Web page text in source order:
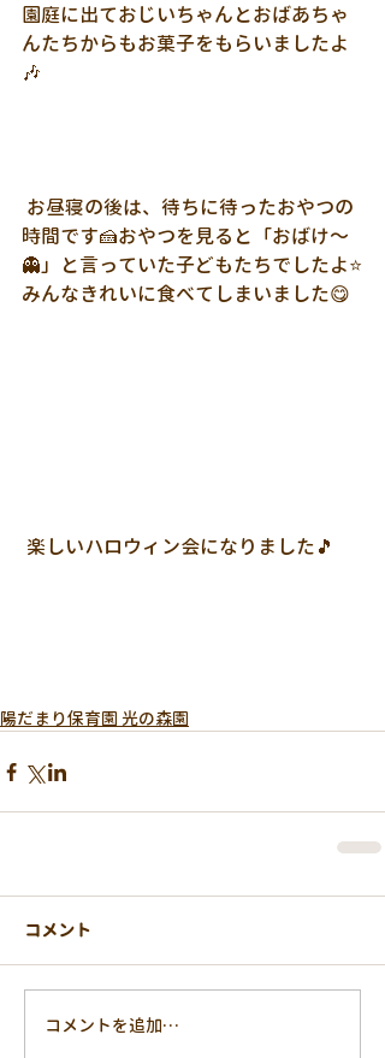
園庭に出ておじいちゃんとおばあちゃ
んたちからもお菓子をもらいましたよ
🎶
時間です🍰おやつを見ると「おばけ～
👻」と言っていた子どもたちでしたよ⭐
みんなきれいに食べてしまいました😋
楽しいハロウィン会になりました🎵
陽だまり保育園 光の森園
コメント
コメントを追加…